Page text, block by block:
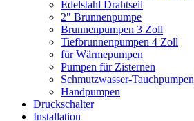
Edelstahl Drahtseil
2" Brunnenpumpe
Brunnenpumpen 3 Zoll
Tiefbrunnenpumpen 4 Zoll
für Wärmepumpen
Pumpen für Zisternen
Schmutzwasser-Tauchpumpen
Handpumpen
Druckschalter
Installation